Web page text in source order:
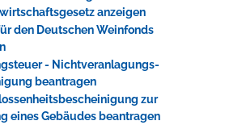
mehr
bietet den perfekten Standort für Events
anzeigen
den Deutschen Weinfonds
- Nichtveranlagungs-
beantragen
zur
eines Gebäudes beantragen